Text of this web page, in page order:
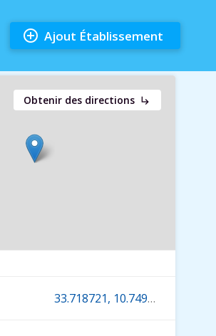
add_circle_outline Ajout Établissement
Obtenir des directions subdirectory_arrow_right
33.718721, 10.749446